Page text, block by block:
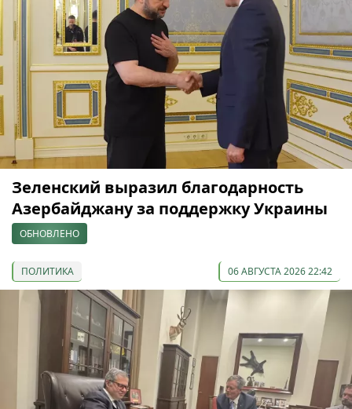
Зеленский выразил благодарность
Азербайджану за поддержку Украины
ОБНОВЛЕНО
ПОЛИТИКА 06 АВГУСТА 2026 22:42